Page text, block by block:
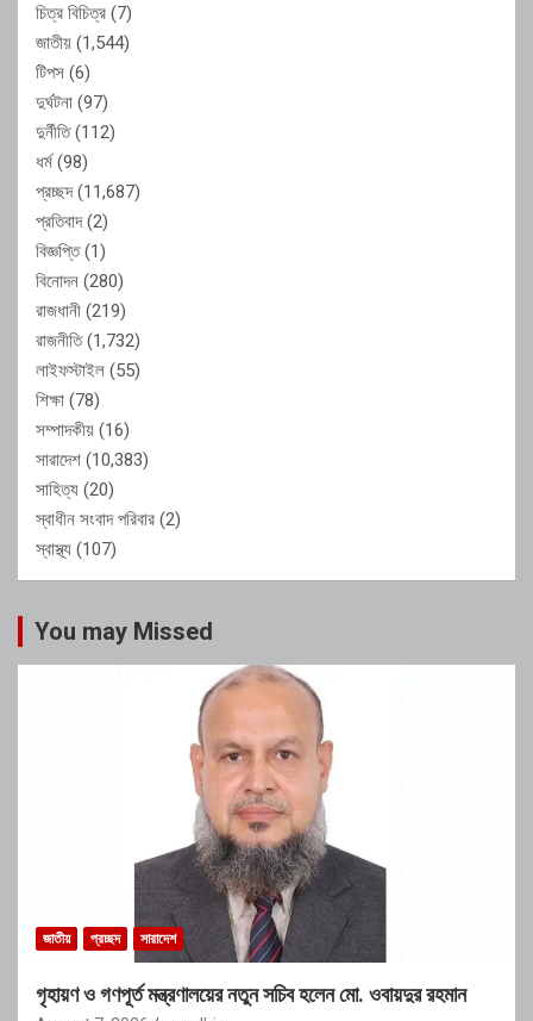
চিত্র বিচিত্র (7)
জাতীয় (1,544)
টিপস (6)
দুর্ঘটনা (97)
দুর্নীতি(112)
ধর্ম(98)
প্রচ্ছদ(11,687)
প্রতিবাদ(2)
বিজ্ঞপ্তি(1)
বিনোদন (280)
রাজধানী (219)
রাজনীতি(1,732)
লাইফস্টাইল (55)
শিক্ষা (78)
সম্পাদকীয় (16)
সারাদেশ (10,383)
সাহিত্য (20)
স্বাধীন সংবাদ পরিবার (2)
স্বাস্থ্য (107)
You may Missed
জাতীয় প্রচ্ছদ সারাদেশ
গৃহায়ণ ও গণপূর্ত মন্ত্রণালয়ের নতুন সচিব হলেন মো. ওবায়দুর রহমান